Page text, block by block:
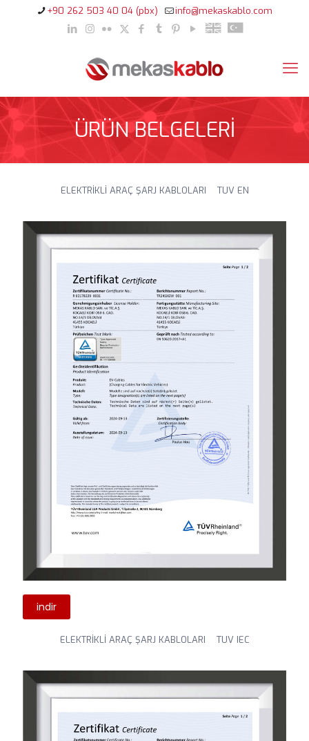
+90 262 503 40 04 (pbx) info@mekaskablo.com
ÜRÜN BELGELERİ
ELEKTRİKLİ ARAÇ ŞARJ KABLOLARI TUV EN
indir
ELEKTRİKLİ ARAÇ ŞARJ KABLOLARI TUV IEC